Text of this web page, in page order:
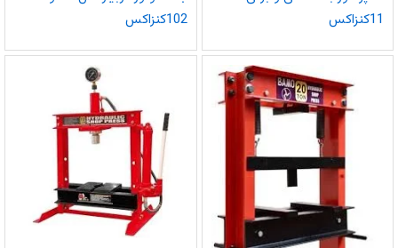
11کنزاکس
102کنزاکس